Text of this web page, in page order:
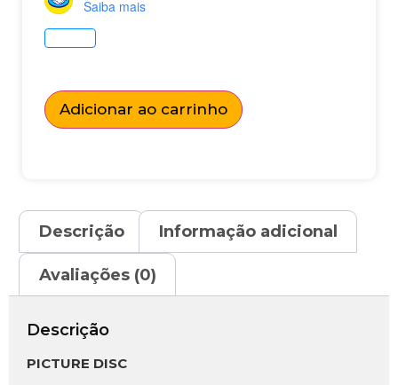
Saiba mais
Adicionar ao carrinho
Descrição Informação adicional
Avaliações (0)
Descrição
PICTURE DISC